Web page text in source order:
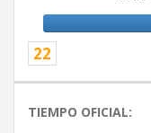
22
TIEMPO OFICIAL: